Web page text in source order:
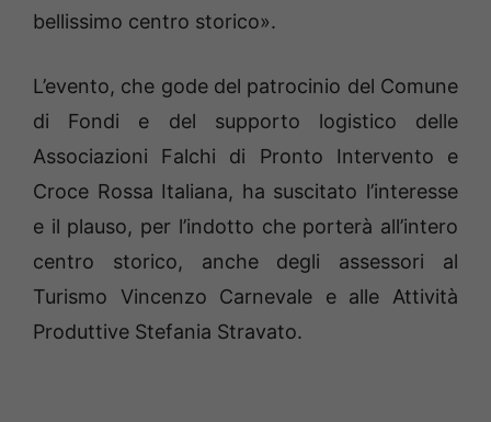
bellissimo centro storico».
L’evento, che gode del patrocinio del Comune
di Fondi e del supporto logistico delle
Associazioni Falchi di Pronto Intervento e
Croce Rossa Italiana, ha suscitato l’interesse
e il plauso, per l’indotto che porterà all’intero
centro storico, anche degli assessori al
Turismo Vincenzo Carnevale e alle Attività
Produttive Stefania Stravato.